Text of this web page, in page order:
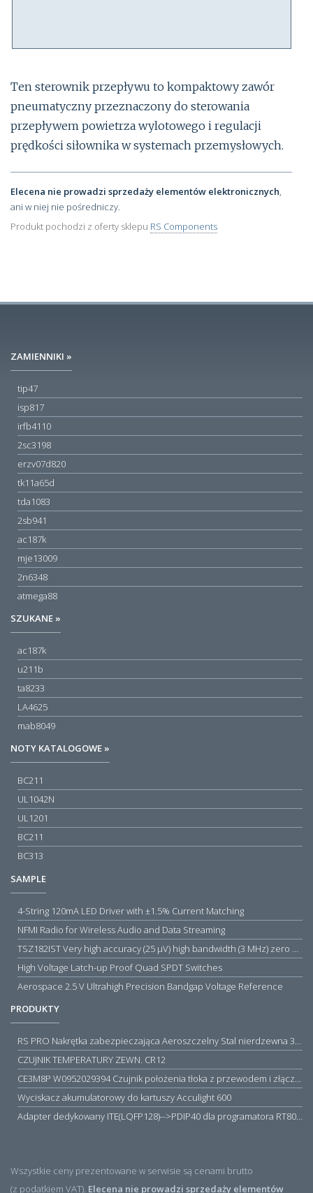
Ten sterownik przepływu to kompaktowy zawór
pneumatyczny przeznaczony do sterowania
przepływem powietrza wylotowego i regulacji
prędkości siłownika w systemach przemysłowych.
Elecena nie prowadzi sprzedaży elementów elektronicznych
ani w niej nie pośredniczy.
Produkt pochodzi z oferty sklepu RS Components
ZAMIENNIKI »
tip47
isp817
irfb4110
2sc3198
erzv07d820
tk11a65d
tda1083
2sb941
ac187k
mje13009
2n6348
atmega88
SZUKANE »
ac187k
u211b
ta8233
LA4625
mab8049
NOTY KATALOGOWE »
BC211
UL1042N
UL1201
BC211
BC313
SAMPLE
4-String 120mA LED Driver with ±1.5% Current Matching
NFMI Radio for Wireless Audio and Data Streaming
TSZ182IST Very high accuracy (25 µV) high bandwidth (3 MHz) zero drift 5 V operational amplifiers
High Voltage Latch-up Proof Quad SPDT Switches
Aerospace 2.5 V Ultrahigh Precision Bandgap Voltage Reference
PRODUKTY
RS PRO Nakrętka zabezpieczająca Aeroszczelny Stal nierdzewna 316 Zwykłe
CZUJNIK TEMPERATURY ZEWN. CR12
CE3M8P W0952029394 Czujnik położenia tłoka z przewodem i złączem M8, PNP NO, 10...30VDC, 100mA, METALWORK, METAL WORK jak MZT1-0
Wyciskacz akumulatorowy do kartuszy Acculight 600
Adapter dedykowany ITE(LQFP128)-->PDIP40 dla programatora RT809H/RT809F (simple)
Wszystkie ceny prezentowane w serwisie są cenami brutto
(z podatkiem VAT). Elecena nie prowadzi sprzedaży elementów